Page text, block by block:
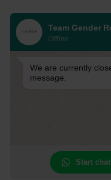
Team Gender
Offline
We are currently
message.
Start